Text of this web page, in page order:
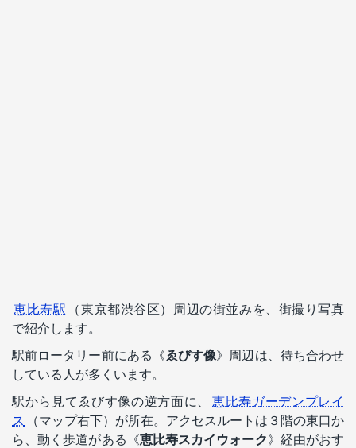
恵比寿駅
（東京都渋谷区）周辺の街並みを、街撮り写真
で紹介します。
駅前ロータリー前にある《ゑびす像》周辺は、待ち合わせ
している人が多くいます。
駅から見てゑびす像の逆方面に、 恵比寿ガーデンプレイ
ス
（マップ右下）が所在。アクセスルートは３階の東口か
ら、動く歩道がある《恵比寿スカイウォーク》経由がおす